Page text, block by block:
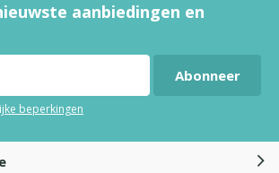
aanbiedingen en
Abonneer
beperkingen